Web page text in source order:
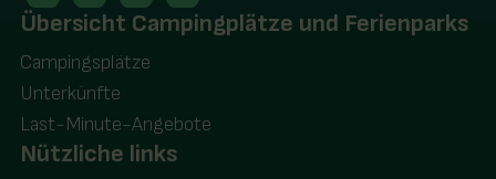
Übersicht Campingplätze und Ferienparks
Campingsplätze
Unterkünfte
Last-Minute-Angebote
Nützliche links